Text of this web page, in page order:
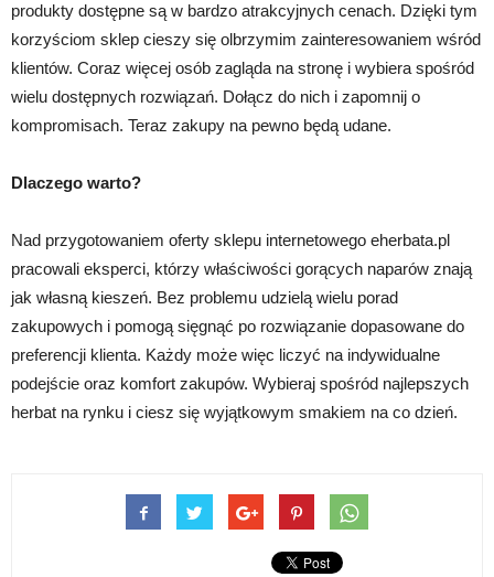
produkty dostępne są w bardzo atrakcyjnych cenach. Dzięki tym
korzyściom sklep cieszy się olbrzymim zainteresowaniem wśród
klientów. Coraz więcej osób zagląda na stronę i wybiera spośród
wielu dostępnych rozwiązań. Dołącz do nich i zapomnij o
kompromisach. Teraz zakupy na pewno będą udane.
Dlaczego warto?
Nad przygotowaniem oferty sklepu internetowego eherbata.pl
pracowali eksperci, którzy właściwości gorących naparów znają
jak własną kieszeń. Bez problemu udzielą wielu porad
zakupowych i pomogą sięgnąć po rozwiązanie dopasowane do
preferencji klienta. Każdy może więc liczyć na indywidualne
podejście oraz komfort zakupów. Wybieraj spośród najlepszych
herbat na rynku i ciesz się wyjątkowym smakiem na co dzień.